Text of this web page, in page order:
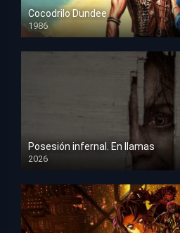
Cocodrilo Dundee
1986
HD 1080p
Posesión infernal. En llamas
2026
HD 1080p